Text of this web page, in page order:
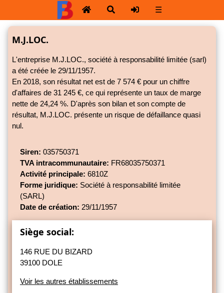
☰
M.J.LOC.
L'entreprise M.J.LOC., société à responsabilité limitée (sarl)
a été créée le 29/11/1957.
En 2018, son résultat net est de 7 574 € pour un chiffre
d'affaires de 31 245 €, ce qui représente un taux de marge
nette de 24,24 %. D'après son bilan et son compte de
résultat, M.J.LOC. présente un risque de défaillance quasi
nul.
Siren: 035750371
TVA intracommunautaire: FR68035750371
Activité principale: 6810Z
Forme juridique: Société à responsabilité limitée
(SARL)
Date de création: 29/11/1957
Siège social:
146 RUE DU BIZARD
39100 DOLE
Voir les autres établissements